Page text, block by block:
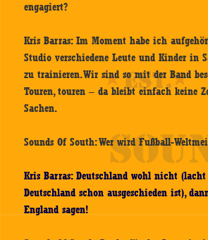
engagiert?
Kris Barras: Im Moment habe ich
Studio verschiedene Leute und Kinder in
zu trainieren. Wir sind so mit der Band
Touren, touren – da bleibt einfach keine
Sachen.
Sounds Of South: Wer wird Fußball-
Kris Barras: Deutschland wohl nicht (lacht
Deutschland schon ausgeschieden ist),
England sagen!